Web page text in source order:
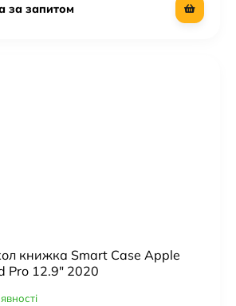
за запитом
книжка Smart Case Apple
Pro 12.9" 2020